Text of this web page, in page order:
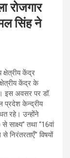
रोजगार
सिंह ने
क्षेत्रीय केंद्र
केंद्र के
इस अवसर पर डॉ.
प्रदेश केन्द्रीय
रहे। उन्होंने
साक्ष्य” तथा “16वां
निरंतरताएँ” विषयों